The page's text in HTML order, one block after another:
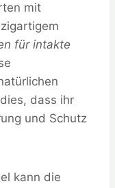
mit
für intakte
dass ihr
und Schutz
kann die